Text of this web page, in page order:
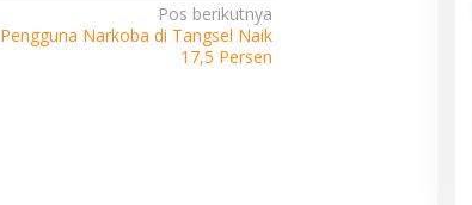
Pos berikutnya
Pengguna Narkoba di Tangsel Naik
17,5 Persen